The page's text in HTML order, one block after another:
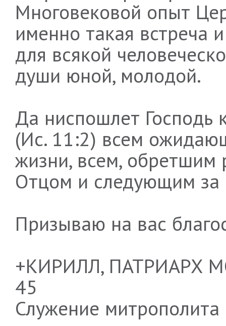
Многовековой опыт
именно такая встреча
для всякой
души юной, молодой.
Да ниспошлет Господь
(Ис. 11:2) всем
жизни, всем,
Отцом и следующим за
Призываю на вас
+КИРИЛЛ, ПАТРИАРХ
45
Служение митрополита